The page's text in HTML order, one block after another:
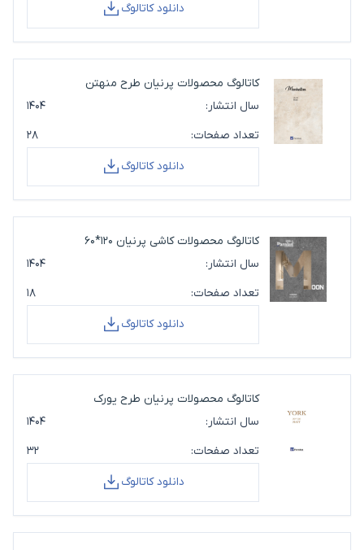
دانلود کاتالوگ
کاتالوگ محصولات پرنیان طرح منهتن
سال انتشار:
۱۴۰۴
تعداد صفحات:
۲۸
دانلود کاتالوگ
کاتالوگ محصولات کاشی پرنیان 120*60
سال انتشار:
۱۴۰۴
تعداد صفحات:
۱۸
دانلود کاتالوگ
کاتالوگ محصولات پرنیان طرح یورک
سال انتشار:
۱۴۰۴
تعداد صفحات:
۳۲
دانلود کاتالوگ